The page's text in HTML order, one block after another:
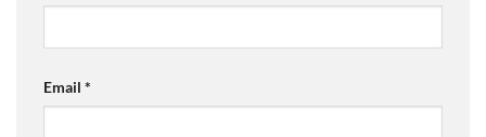
Email *